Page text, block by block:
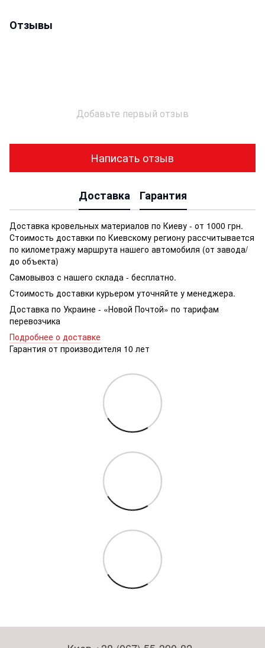
Отзывы
Добавьте первый отзыв
Написать отзыв
Доставка Гарантия
Доставка кровельных материалов по Киеву - от 1000 грн.
Стоимость доставки по Киевскому региону рассчитывается
по километражу маршрута нашего автомобиля (от завода/
до объекта)
Самовывоз с нашего склада - бесплатно.
Стоимость доставки курьером уточняйте у менеджера.
Доставка по Украине - «Новой Почтой» по тарифам
перевозчика
Подробнее о доставке
Гарантия от производителя 10 лет